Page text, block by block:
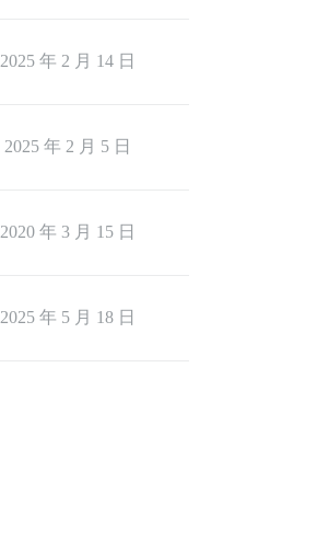
2025 年 2 月 14 日
2025 年 2 月 5 日
2020 年 3 月 15 日
2025 年 5 月 18 日